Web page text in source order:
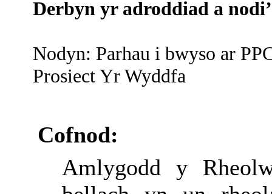
Derbyn yr adroddiad a
Nodyn: Parhau i bwyso ar
Prosiect Yr Wyddfa
Cofnod:
Amlygodd y